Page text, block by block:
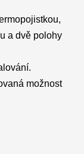
a dvě polohy
možnost